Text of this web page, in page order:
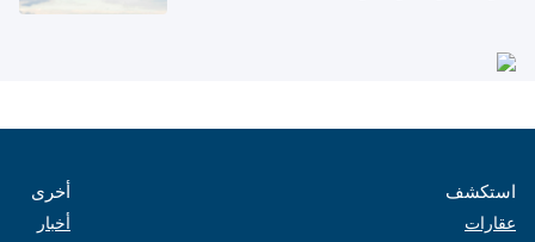
استكشف
عقارات
أخرى
أخبار